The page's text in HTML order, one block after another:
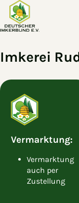
Zum Hauptinhalt
Imkerei
Vermarktung:
Vermarktung
auch per
Zustellung